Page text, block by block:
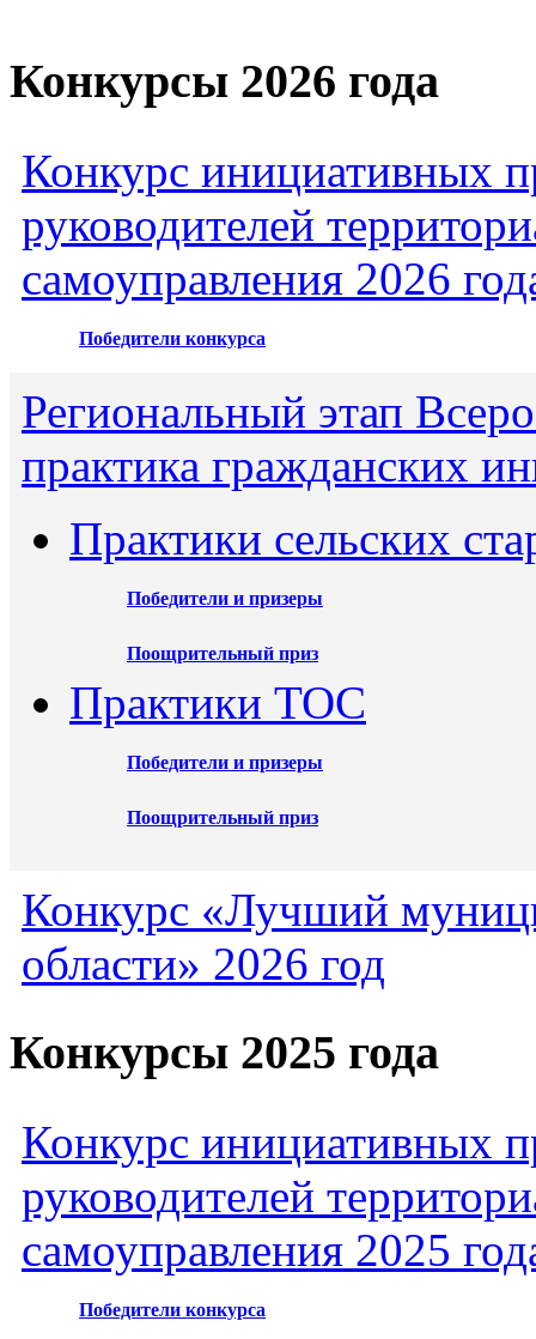
Конкурсы 2026 года
Конкурс инициативных
руководителей
самоуправления 2026
Победители конкурса
Региональный этап
практика гражданских
Практики сельских
Победители и призеры
Поощрительный приз
Практики ТОС
Победители и призеры
Поощрительный приз
Конкурс «Лучший
области» 2026 год
Конкурсы 2025 года
Конкурс инициативных
руководителей
самоуправления 2025
Победители конкурса